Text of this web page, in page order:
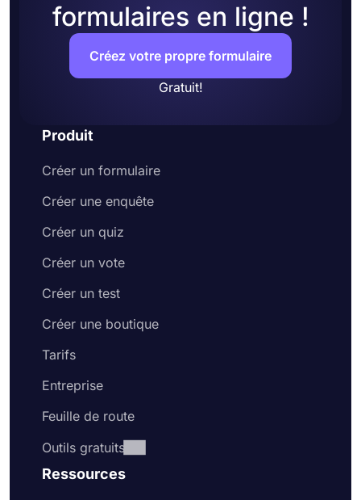
formulaires en ligne !
Créez votre propre formulaire
Gratuit!
Produit
Créer un formulaire
Créer une enquête
Créer un quiz
Créer un vote
Créer un test
Créer une boutique
Tarifs
Entreprise
Feuille de route
Outils gratuits
Ressources